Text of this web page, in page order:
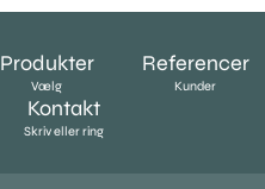
Produkter
Vælg
Referencer
Kunder
Kontakt
Skriv eller ring